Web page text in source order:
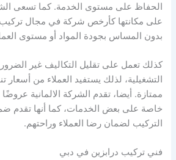
الحفاظ على مستوى الخدمة. كما تسعى
على مكانتها كأرخص شركة في مجال تركيب
بدون المساس بجودة المواد أو مستوى
كذلك تعمل على تقليل التكاليف غير
التشغيلية، لذلك يستفيد العملاء من أسعار
ممتازة. أيضا، تقدم الشركة الالمانية
خاصة على بعض الخدمات، كما أنها تقدم
التركيب لضمان رضا العملاء وراحتهم.
فني تركيب درابزين في دبي